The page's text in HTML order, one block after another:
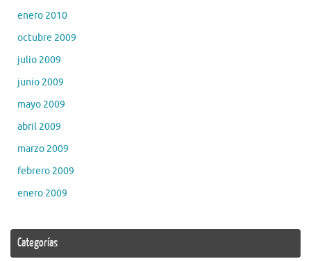
enero 2010
octubre 2009
julio 2009
junio 2009
mayo 2009
abril 2009
marzo 2009
febrero 2009
enero 2009
Categorías